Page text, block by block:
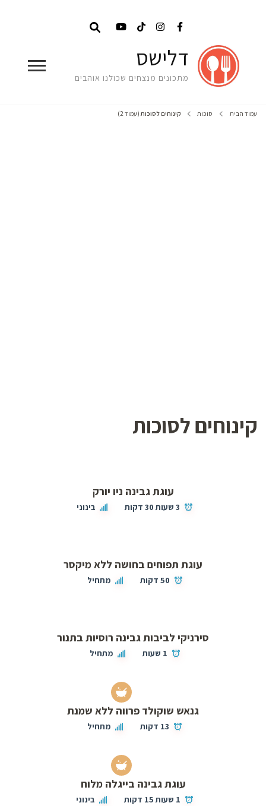
דלישס
מתכונים מנצחים שכולנו אוהבים
עמוד הבית סוכות קינוחים לסוכות (עמוד 2)
קינוחים לסוכות
עוגת גבינה ניו יורק
3 שעות 30 דקות בינוני
עוגת תפוחים בחושה ללא מיקסר
50 דקות מתחיל
סירניקי לביבות גבינה רוסיות בתנור
1 שעות מתחיל
גנאש שוקולד פרווה ללא שמנת
13 דקות מתחיל
עוגת גבינה בייגלה מלוח
1 שעות 15 דקות בינוני